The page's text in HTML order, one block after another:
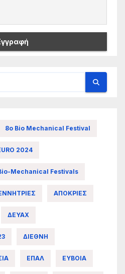
8ο Bio Mechanical Festival
2024
Mechanical Festivals
ΑΠΟΚΡΙΕΣ
ΔΕΥΑΧ
ΔΙΕΘΝΗ
ΕΠΑΛ ΕΥΒΟΙΑ